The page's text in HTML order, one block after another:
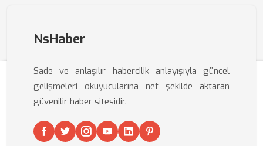
NsHaber
Sade ve anlaşılır habercilik anlayışıyla güncel
gelişmeleri okuyucularına net şekilde aktaran
güvenilir haber sitesidir.